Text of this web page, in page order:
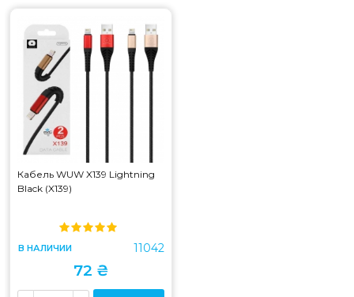
Кабель WUW X139 Lightning
Black (X139)
В НАЛИЧИИ 11042
72 ₴